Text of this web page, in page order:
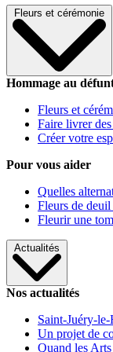
Fleurs et cérémonie
Hommage au
Fleurs et
Faire livrer
Créer votre
Pour vous aider
Quelles
Fleurs de
Fleurir une
Actualités
Nos actualités
Saint-Juéry-
Un projet de
Quand les